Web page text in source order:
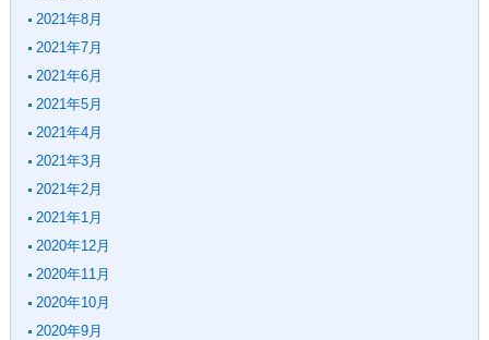
2021年8月
2021年7月
2021年6月
2021年5月
2021年4月
2021年3月
2021年2月
2021年1月
2020年12月
2020年11月
2020年10月
2020年9月